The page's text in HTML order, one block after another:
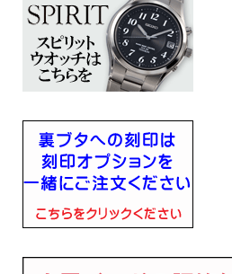
■光発電
■ソーラー発電、フル充電時約6ヶ月間、パワー
■月差±15秒（非受信時）
■日常生活用強化防水(10気圧)
■ステンレススチールケース
■ハードレックスガラス
■キャリバーNo：1B21
■腕回りの長さ（最長）178ｍｍ
・過充電防止機能
・即スタート機能
・パワーセーブ機能
・電波修正機能（日本・中国・アメリカ・ドイ
・自動受信機能